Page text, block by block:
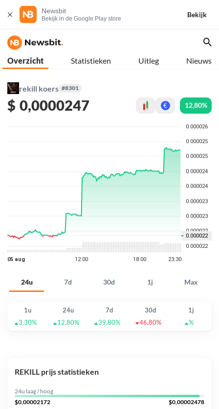
Newsbit
Bekijk in de Google Play store
Bekijk
Overzicht Statistieken Uitleg Nieuws
rekill koers #8301
$ 0,0000247 € 12,80%
24u 7d 30d 1j Max
1u 24u 7d 30d
1j
3,30%
12,80% 39,80% 46,80% %
REKILL prijs statistieken
24u laag / hoog
$0,00002172
$0,00002478